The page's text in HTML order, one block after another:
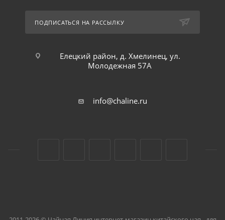
ПОДПИСАТЬСЯ НА РАССЫЛКУ
Елецкий район, д. Хмелинец, ул.
Молодежная 57А
info@chaline.ru